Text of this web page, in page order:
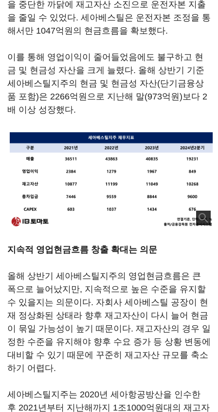
을 중단한 까닭에 재고자산 소진으로 운전자본 지출
을 줄일 수 있었다. 세아베스틸은 운전자본 조정을 통
해서만 1047억원의 현금흐름을 확보했다.
이를 통해 영업이익이 줄어들었음에도 불구하고 현
금 및 현금성 자산을 크게 늘렸다. 올해 상반기 기준
세아베스틸지주의 현금 및 현금성 자산(단기금융상
품 포함)은 2266억원으로 지난해 말(973억원)보다 2
배 이상 성장했다.
지속적 영업현금흐름 창출 확대는 의문
올해 상반기 세아베스틸지주의 영업현금흐름은 큰
폭으로 늘어났지만, 지속적으로 높은 수준을 유지할
수 있을지는 의문이다. 자회사 세아베스틸 공장이 현
재 정상화된 상태라 향후 재고자산이 다시 늘어 현금
이 묶일 가능성이 높기 때문이다. 재고자산의 경우 일
정한 수준을 유지해야 향후 수요 증가 등 상황 변동에
대비할 수 있기 때문에 꾸준히 재고자산 규모를 축소
하기 어렵다.
세아베스틸지주는 2020년 세아항공방산을 인수한
후 2021년부터 지난해까지 1조1000억원대의 재고자